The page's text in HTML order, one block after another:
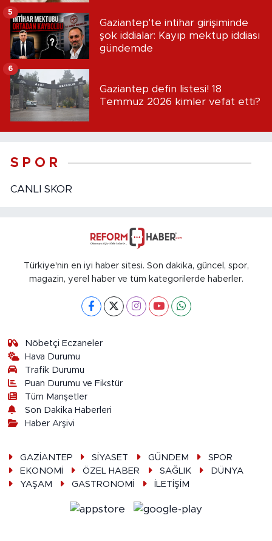
Gaziantep'te intihar girişiminde
şok iddialar: Kayıp mektup iddiası
gündemde
5
Gaziantep defin listesi! 18
Temmuz 2026 kimler vefat etti?
6
S P O R
CANLI SKOR
Türkiye'nin en iyi haber sitesi. Son dakika, güncel, spor,
magazin, yerel haber ve tüm kategorilerde haberler.
Nöbetçi Eczaneler
Hava Durumu
Trafik Durumu
Puan Durumu ve Fikstür
Tüm Manşetler
Son Dakika Haberleri
Haber Arşivi
GAZİANTEP SİYASET GÜNDEM
SPOR
EKONOMİ
ÖZEL HABER SAĞLIK
DÜNYA
YAŞAM
GASTRONOMİ İLETİŞİM